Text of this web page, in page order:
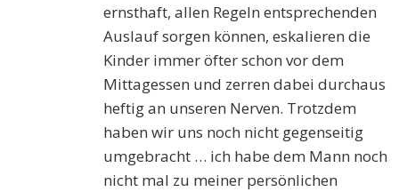
ernsthaft, allen Regeln entsprechenden
Auslauf sorgen können, eskalieren die
Kinder immer öfter schon vor dem
Mittagessen und zerren dabei durchaus
heftig an unseren Nerven. Trotzdem
haben wir uns noch nicht gegenseitig
umgebracht … ich habe dem Mann noch
nicht mal zu meiner persönlichen